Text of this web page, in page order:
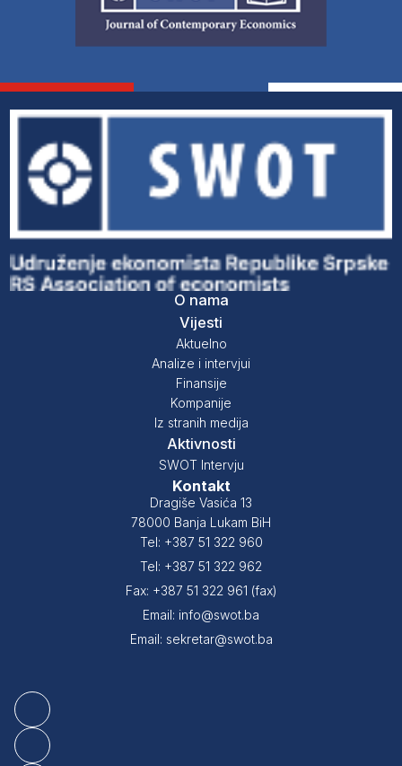
O nama
Vijesti
Aktuelno
Analize i intervjui
Finansije
Kompanije
Iz stranih medija
Aktivnosti
SWOT Intervju
Kontakt
Dragiše Vasića 13
78000 Banja Lukam BiH
Tel: +387 51 322 960
Tel: +387 51 322 962
Fax: +387 51 322 961 (fax)
Email: info@swot.ba
Email: sekretar@swot.ba